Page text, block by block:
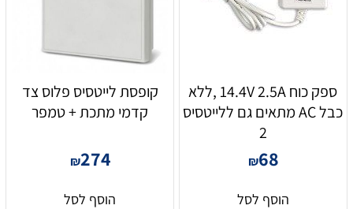
ספק כוח 14.4V 2.5A ,ללא
כבל AC מתאים גם ללייטסיס
2
₪68
הוסף לסל
קופסת לייטסיס פלוס צד
קדמי מתכת + טמפר
₪274
הוסף לסל